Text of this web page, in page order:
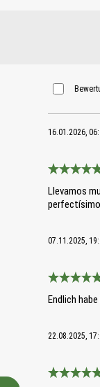
16.01.2026,
Llevamos
07.11.2025,
Bewertung
Endlich
22.08.2025,